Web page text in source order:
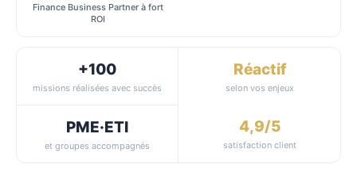
Finance Business Partner à fort
ROI
+100
missions réalisées avec succès
Réactif
selon vos enjeux
PME·ETI
et groupes accompagnés
4,9/5
satisfaction client